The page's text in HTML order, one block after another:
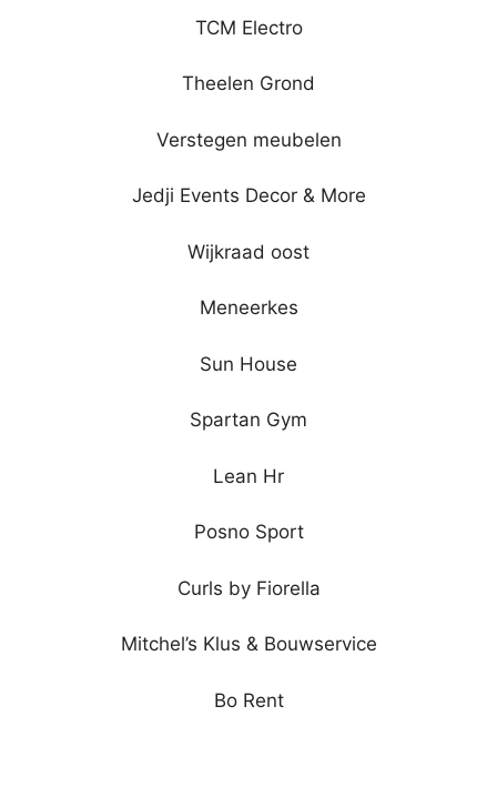
TCM Electro
Theelen Grond
Verstegen meubelen
Jedji Events Decor & More
Wijkraad oost
Meneerkes
Sun House
Spartan Gym
Lean Hr
Posno Sport
Curls by Fiorella
Mitchel’s Klus & Bouwservice
Bo Rent